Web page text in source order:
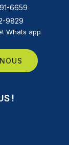
6659
9829
Whats app
!